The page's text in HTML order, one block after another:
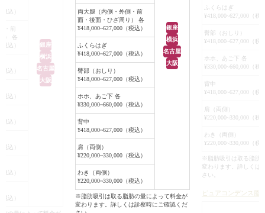
半身はそこそこ皮
体にかけて満遍
バストに脂肪注入
過し、PRP血小板
細胞を残したまま
良質な脂肪のみを
。
パシティ容量が比
とができました。
銀座
横浜
名古屋
大阪
込）
・前
） 各
込）
込）
込）
込）
込）
込）
込）
位と吸引していない部位の境目に段
差ができることがあるので、そうな
らない範囲内で、程よく一層皮下脂
肪を残すように行いました。
吸引した脂肪を濾過器でフィルトレ
ーションし、余分な水分やトリグリ
セライドなどの不純物を除去して、
ことができました。
濃縮注入用脂肪を左右のバストに
140ccずつ、マルチプルインジェク
ションテクニックを用いて、しこり
ができないように、丁寧に細かく注
入しました。
手術後6ヶ月には、ほぼ腫れは引
き、バストは約1カップ程度大きく
なり、張りがでました。
銀座
横浜
名古屋
大阪
両大腿（内側・外側・前
面・後面・ひざ周り） 各
¥418,000~627,000（税込）
ふくらはぎ
¥418,000~627,000（税込）
臀部（おしり）
¥418,000~627,000（税込）
ホホ、あご下 各
¥330,000~660,000（税込）
背中
¥418,000~627,000（税込）
肩（両側）
¥220,000~330,000（税込）
わき（両側）
¥220,000~330,000（税込）
※脂肪吸引は取る脂肪の量によって料金が
変わります。詳しくは診察時にご確認くだ
ふくらはぎ
¥418,000~627,000（税
臀部（おしり）
¥418,000~627,000（税
ホホ、あご下 各
¥330,000~660,000（税
背中
¥418,000~627,000（税
肩（両側）
¥220,000~330,000（税
わき（両側）
¥220,000~330,000（税
※脂肪吸引は取る脂肪
変わります。詳しくは
さい。
ピュアコンデンス脂